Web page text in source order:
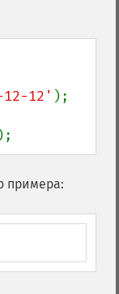
12-12'
);
примера: